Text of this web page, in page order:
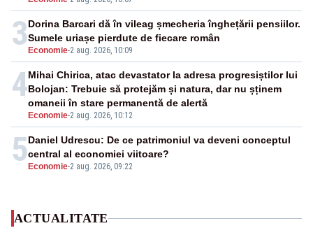
3 Economie-2 aug. 2026, 10:09
Dorina Barcari dă în vileag șmecheria înghețării pensiilor.
Sumele uriașe pierdute de fiecare român
4
Economie-2 aug. 2026, 10:12
Mihai Chirica, atac devastator la adresa progresiștilor lui
Bolojan: Trebuie să protejăm și natura, dar nu șținem
omaneii în stare permanentă de alertă
5 Economie-2 aug. 2026, 09:22
Daniel Udrescu: De ce patrimoniul va deveni conceptul
central al economiei viitoare?
ACTUALITATE